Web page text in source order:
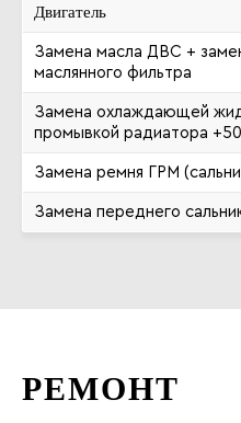
Двигатель
Замена масла ДВС +
маслянного фильтра
Замена охлаждающей
промывкой радиатора
Замена ремня ГРМ
Замена переднего
РЕМОНТ